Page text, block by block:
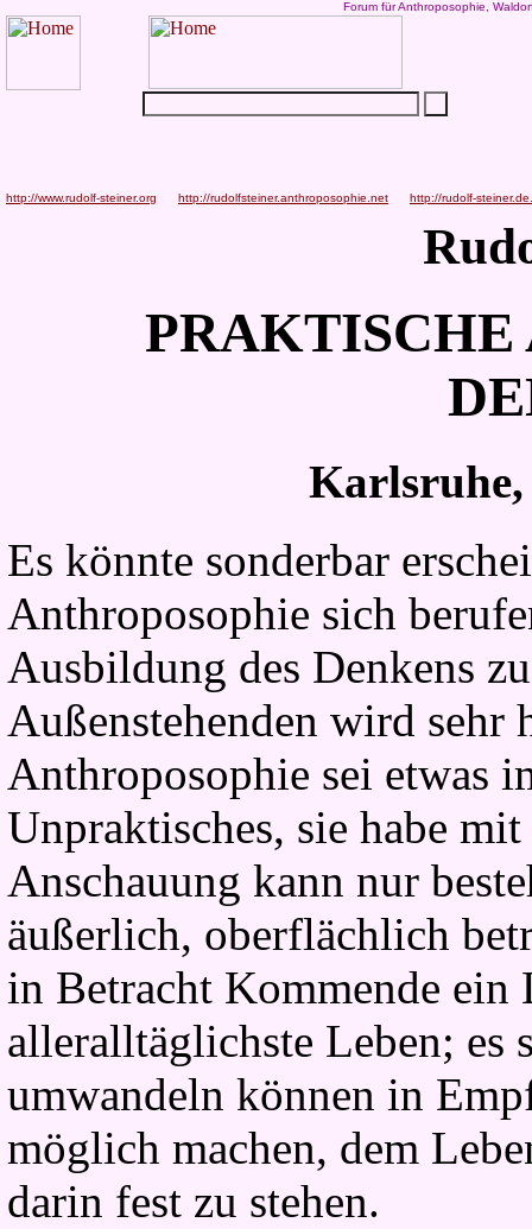
Forum für Anthroposophie,
http://www.rudolf-steiner.org http://rudolfsteiner.anthroposophie.net http://rudolf-
PRAKTISCHE
Karlsruhe,
Es könnte sonderbar
Anthroposophie sich
Ausbildung des Denkens
Außenstehenden wird
Anthroposophie sei etwas
Unpraktisches, sie habe
Anschauung kann nur
äußerlich, oberflächlich
in Betracht Kommende ein
alleralltäglichste Leben;
umwandeln können in
möglich machen, dem
darin fest zu stehen.